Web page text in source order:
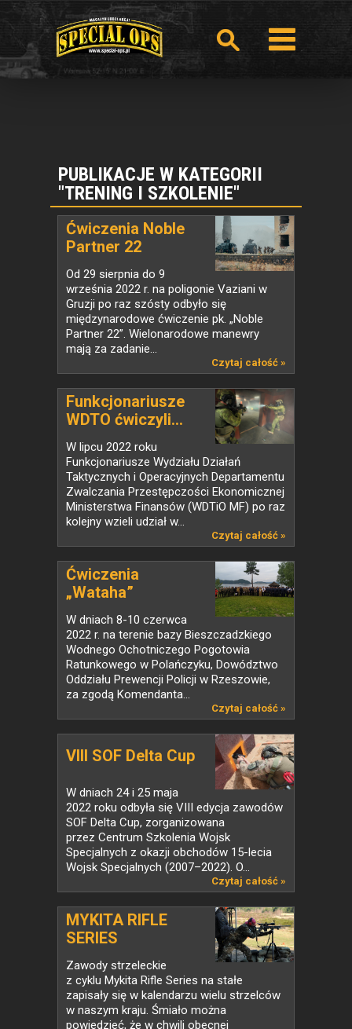
PUBLIKACJE W KATEGORII
"TRENING I SZKOLENIE"
Ćwiczenia Noble
Partner 22
Od 29 sierpnia do 9
września 2022 r. na poligonie Vaziani w
Gruzji po raz szósty odbyło się
międzynarodowe ćwiczenie pk. „Noble
Partner 22”. Wielonarodowe manewry
mają za zadanie...
Czytaj całość »
Funkcjonariusze
WDTO ćwiczyli...
W lipcu 2022 roku
Funkcjonariusze Wydziału Działań
Taktycznych i Operacyjnych Departamentu
Zwalczania Przestępczości Ekonomicznej
Ministerstwa Finansów (WDTiO MF) po raz
kolejny wzieli udział w...
Czytaj całość »
Ćwiczenia
„Wataha”
W dniach 8-10 czerwca
2022 r. na terenie bazy Bieszczadzkiego
Wodnego Ochotniczego Pogotowia
Ratunkowego w Polańczyku, Dowództwo
Oddziału Prewencji Policji w Rzeszowie,
za zgodą Komendanta...
Czytaj całość »
VIII SOF Delta Cup
W dniach 24 i 25 maja
2022 roku odbyła się VIII edycja zawodów
SOF Delta Cup, zorganizowana
przez Centrum Szkolenia Wojsk
Specjalnych z okazji obchodów 15-lecia
Wojsk Specjalnych (2007–2022). O...
Czytaj całość »
MYKITA RIFLE
SERIES
Zawody strzeleckie
z cyklu Mykita Rifle Series na stałe
zapisały się w kalendarzu wielu strzelców
w naszym kraju. Śmiało można
powiedzieć, że w chwili obecnej